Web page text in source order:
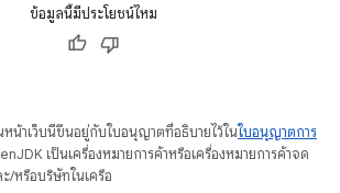
ข้อมูลนี้มีประโยชน์ไหม
หน้าเว็บนี้ขึ้นอยู่กับใบอนุญาตที่อธิบายไว้ในใบอนุญาตการ
เป็นเครื่องหมายการค้าหรือเครื่องหมายการค้าจด
/หรือบริษัทในเครือ